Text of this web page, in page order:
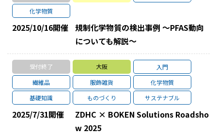
化学物質
2025/10/16開催 規制化学物質の検出事例 ～PFAS動向
についても解説～
受付終了 大阪
入門
繊維品
服飾雑貨
化学物質
基礎知識
ものづくり サステナブル
2025/7/31開催
ZDHC × BOKEN Solutions Roadsho
w 2025